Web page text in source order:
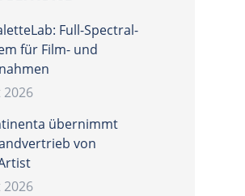
Full-Spectral-
für Film- und
2026
übernimmt
von
2026